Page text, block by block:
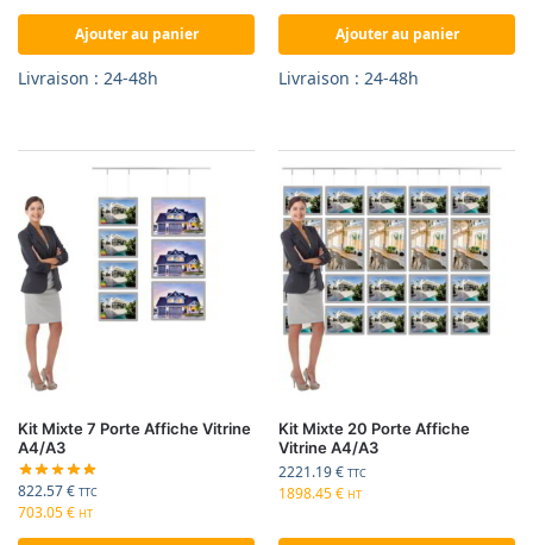
Ajouter au panier
Livraison : 24-48h
Ajouter au panier
Livraison : 24-48h
Kit Mixte 7 Porte Affiche Vitrine
A4/A3
822.57€ TTC
703.05€ HT
Kit Mixte 20 Porte Affiche
Vitrine A4/A3
2221.19€ TTC
1898.45€ HT